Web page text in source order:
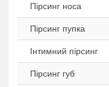
Пірсинг носа
Пірсинг пупка
Iнтимний пірсинг
Пірсинг губ